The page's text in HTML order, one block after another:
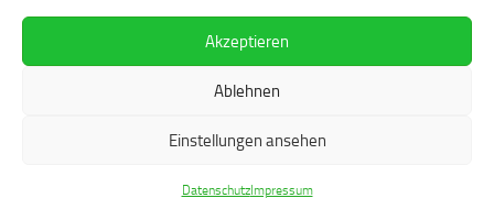
Akzeptieren
Ablehnen
Einstellungen ansehen
DatenschutzImpressum